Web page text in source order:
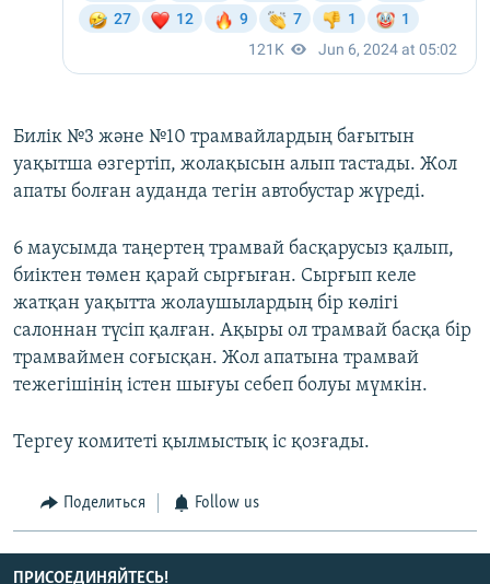
Билік №3 және №10 трамвайлардың бағытын
уақытша өзгертіп, жолақысын алып тастады. Жол
апаты болған ауданда тегін автобустар жүреді.
6 маусымда таңертең трамвай басқарусыз қалып,
биіктен төмен қарай сырғыған. Сырғып келе
жатқан уақытта жолаушылардың бір көлігі
салоннан түсіп қалған. Ақыры ол трамвай басқа бір
трамваймен соғысқан. Жол апатына трамвай
тежегішінің істен шығуы себеп болуы мүмкін.
Тергеу комитеті қылмыстық іс қозғады.
Поделиться Follow us
ПРИСОЕДИНЯЙТЕСЬ!